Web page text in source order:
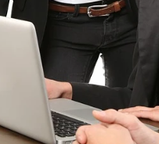
Facebook Flipboard